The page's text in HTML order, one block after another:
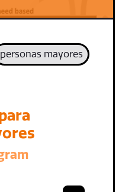
personas mayores